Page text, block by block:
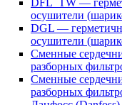
DFL_TW —
осушители
DGL —
осушители
Сменные
разборных
Сменные
разборных